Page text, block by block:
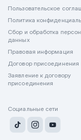
Пользовательское
Политика
Сбор и обработка
данных
Правовая информация
Договор присоединения
Заявление к договору
присоединения
Социальные сети